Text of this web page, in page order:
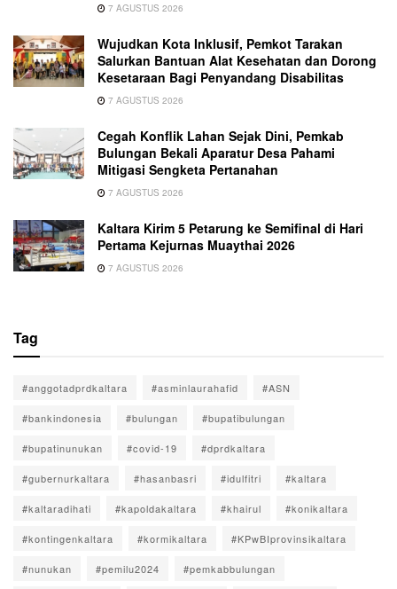
7 AGUSTUS 2026
Wujudkan Kota Inklusif, Pemkot Tarakan
Salurkan Bantuan Alat Kesehatan dan Dorong
Kesetaraan Bagi Penyandang Disabilitas
7 AGUSTUS 2026
Cegah Konflik Lahan Sejak Dini, Pemkab
Bulungan Bekali Aparatur Desa Pahami
Mitigasi Sengketa Pertanahan
7 AGUSTUS 2026
Kaltara Kirim 5 Petarung ke Semifinal di Hari
Pertama Kejurnas Muaythai 2026
7 AGUSTUS 2026
Tag
#anggotadprdkaltara #asminlaurahafid #ASN
#bankindonesia #bulungan #bupatibulungan
#bupatinunukan #covid-19 #dprdkaltara
#gubernurkaltara #hasanbasri #idulfitri #kaltara
#kaltaradihati #kapoldakaltara #khairul #konikaltara
#kontingenkaltara #kormikaltara #KPwBIprovinsikaltara
#nunukan #pemilu2024 #pemkabbulungan